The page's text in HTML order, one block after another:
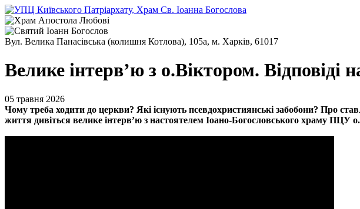
Вул. Велика Панасівська (колишня Котлова), 105а, м. Харків, 61017
Велике інтерв’ю з о.Віктором. Відповіді
05 травня 2026
Чому треба ходити до церкви? Які існують псевдохристиянські забобони? Про
життя дивіться велике інтерв’ю з настоятелем Іоано-Богословського храму ПЦУ